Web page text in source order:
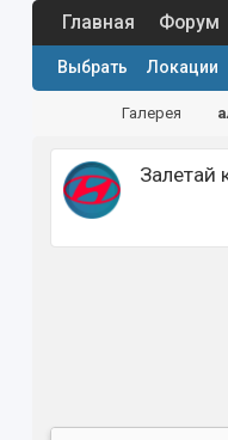
Главная Форум
Выбрать Локации
Галерея
Залетай